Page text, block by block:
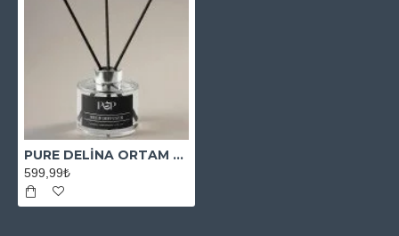
PURE DELİNA ORTAM KOKUSU
599,99₺